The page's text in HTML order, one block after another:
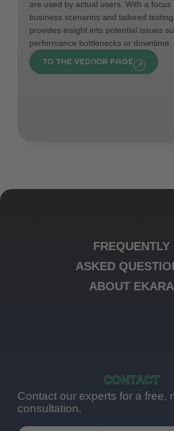
are used by actual users. With a focus
business scenarios and tailored
provides insight into potential issues
performance bottlenecks or downtime.
TO THE VEDNOR PAGE
FREQUENTLY
ASKED
ABOUT EKARA
CONTACT
Contact our experts for a free,
consultation.